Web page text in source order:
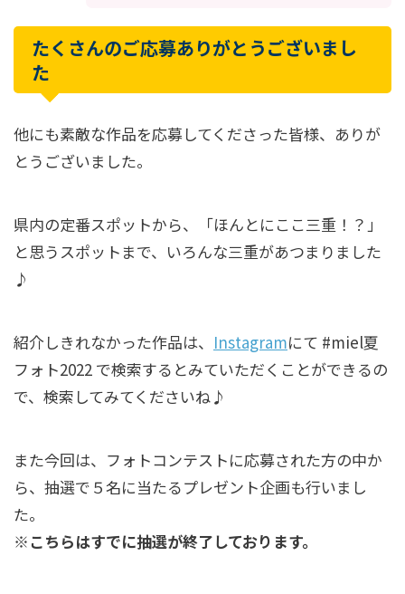
たくさんのご応募ありがとうございまし
た
他にも素敵な作品を応募してくださった皆様、ありが
とうございました。
県内の定番スポットから、「ほんとにここ三重！？」
と思うスポットまで、いろんな三重があつまりました
♪
紹介しきれなかった作品は、 Instagramにて #miel夏
フォト2022 で検索するとみていただくことができるの
で、検索してみてくださいね♪
また今回は、フォトコンテストに応募された方の中か
ら、抽選で５名に当たるプレゼント企画も行いまし
た。
※こちらはすでに抽選が終了しております。